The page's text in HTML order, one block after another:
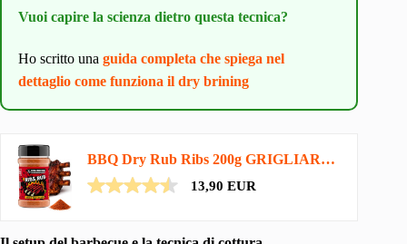
Vuoi capire la scienza dietro questa tecnica?
Ho scritto una guida completa che spiega nel
dettaglio come funziona il dry brining
BBQ Dry Rub Ribs 200g GRIGLIARE DURO – Spezie Barbecue per Costine di Maiale – Insaporitore Pulled…
13,90 EUR